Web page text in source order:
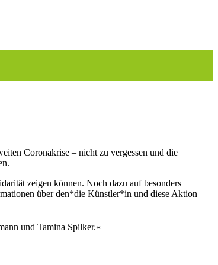
Coronakrise – nicht zu vergessen und die
zeigen können. Noch dazu auf besonders
über den*die Künstler*in und diese Aktion
und Tamina Spilker.«